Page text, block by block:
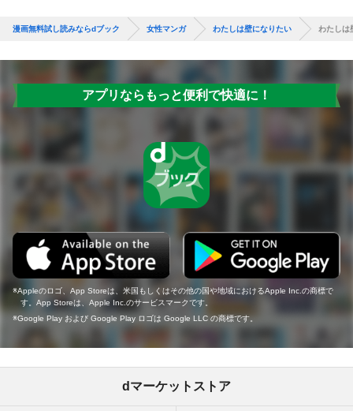
漫画無料試し読みならdブック 女性マンガ わたしは壁になりたい わたしは
アプリならもっと便利で快適に！
Appleのロゴ、App Storeは、米国もしくはその他の国や地域におけるApple Inc.の商標で
す。App Storeは、Apple Inc.のサービスマークです。
Google Play および Google Play ロゴは Google LLC の商標です。
dマーケットストア